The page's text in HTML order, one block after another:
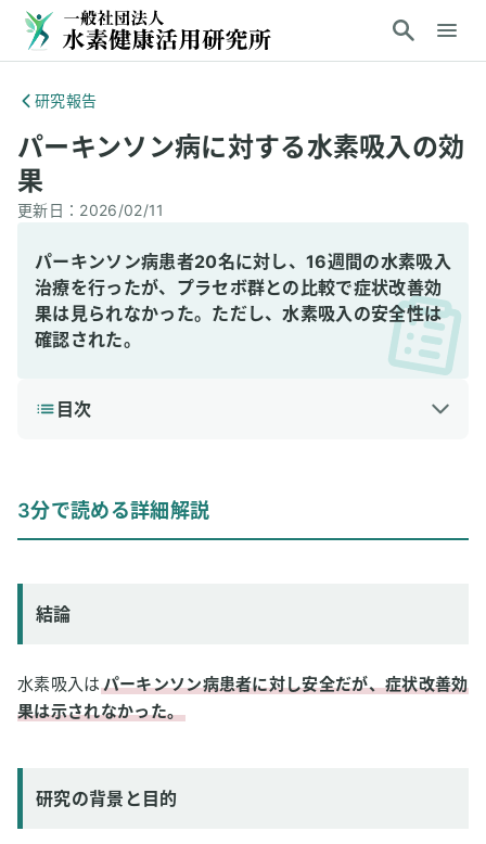
研究報告
パーキンソン病に対する水素吸入の効
果
更新日： 2026/02/11
パーキンソン病患者20名に対し、16週間の水素吸入
治療を行ったが、プラセボ群との比較で症状改善効
果は見られなかった。ただし、水素吸入の安全性は
確認された。
目次
3分で読める詳細解説
結論
水素吸入はパーキンソン病患者に対し安全だが、症状改善効
果は示されなかった。
研究の背景と目的